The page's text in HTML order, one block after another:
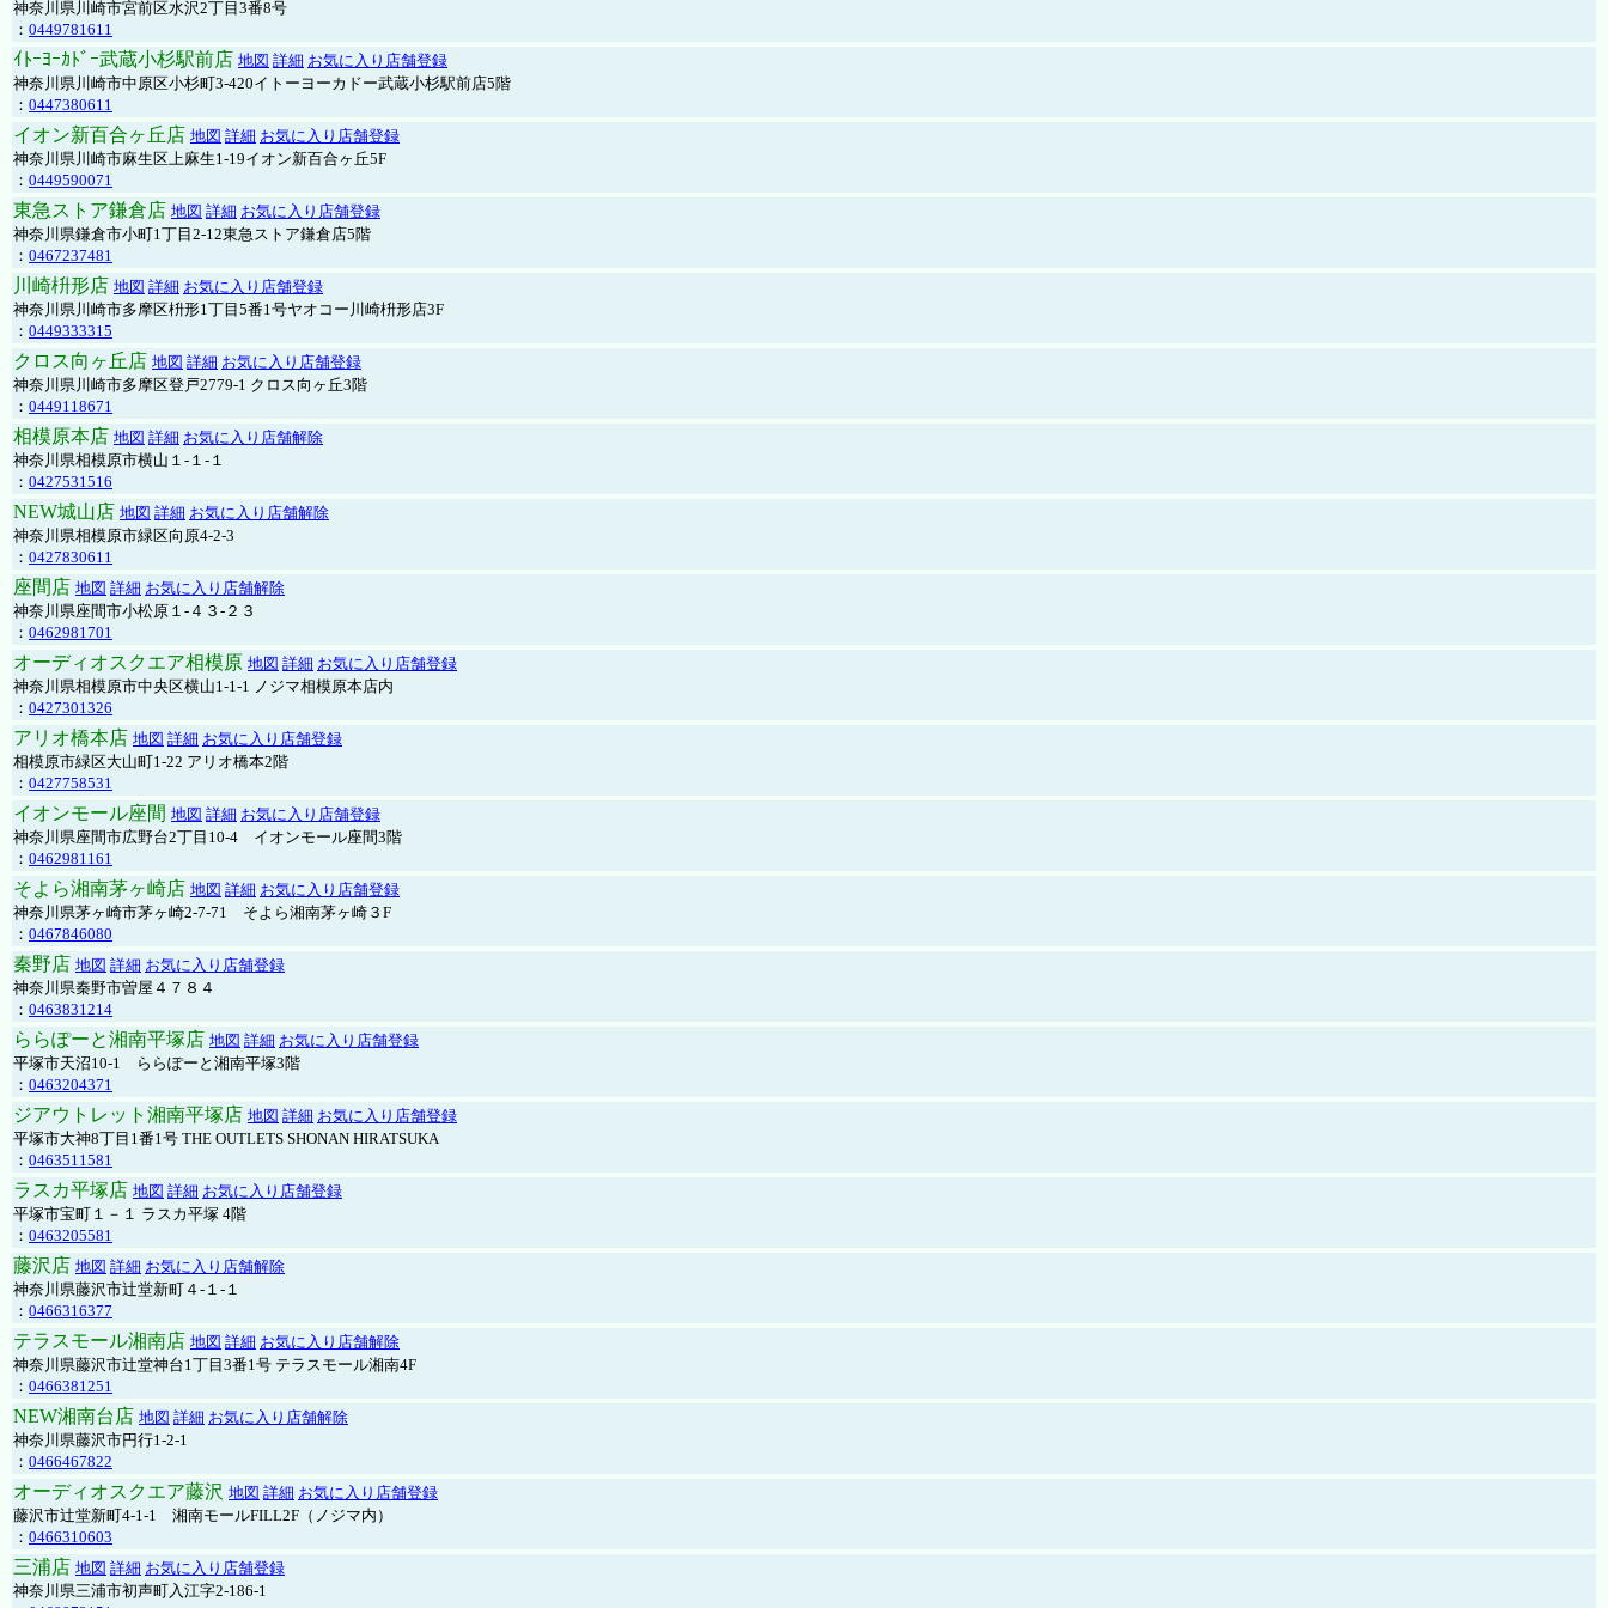
神奈川県川崎市宮前区水沢2丁目3番8号
： 0449781611
ｲﾄｰﾖｰｶﾄﾞｰ武蔵小杉駅前店 地図 詳細 お気に入り店舗登録
神奈川県川崎市中原区小杉町3-420イトーヨーカドー武蔵小杉駅前店5階
： 0447380611
イオン新百合ヶ丘店 地図 詳細 お気に入り店舗登録
神奈川県川崎市麻生区上麻生1-19イオン新百合ヶ丘5F
： 0449590071
東急ストア鎌倉店 地図 詳細 お気に入り店舗登録
神奈川県鎌倉市小町1丁目2-12東急ストア鎌倉店5階
： 0467237481
川崎枡形店 地図 詳細 お気に入り店舗登録
神奈川県川崎市多摩区枡形1丁目5番1号ヤオコー川崎枡形店3F
： 0449333315
クロス向ヶ丘店 地図 詳細 お気に入り店舗登録
神奈川県川崎市多摩区登戸2779-1 クロス向ヶ丘3階
： 0449118671
相模原本店 地図 詳細 お気に入り店舗解除
神奈川県相模原市横山１-１-１
： 0427531516
NEW城山店 地図 詳細 お気に入り店舗解除
神奈川県相模原市緑区向原4-2-3
： 0427830611
座間店 地図 詳細 お気に入り店舗解除
神奈川県座間市小松原１-４３-２３
： 0462981701
オーディオスクエア相模原 地図 詳細 お気に入り店舗登録
神奈川県相模原市中央区横山1-1-1 ノジマ相模原本店内
： 0427301326
アリオ橋本店 地図 詳細 お気に入り店舗登録
相模原市緑区大山町1-22 アリオ橋本2階
： 0427758531
イオンモール座間 地図 詳細 お気に入り店舗登録
神奈川県座間市広野台2丁目10-4 イオンモール座間3階
： 0462981161
そよら湘南茅ヶ崎店 地図 詳細 お気に入り店舗登録
神奈川県茅ヶ崎市茅ヶ崎2‐7‐71 そよら湘南茅ヶ崎３F
： 0467846080
秦野店 地図 詳細 お気に入り店舗登録
神奈川県秦野市曽屋４７８４
： 0463831214
ららぽーと湘南平塚店 地図 詳細 お気に入り店舗登録
平塚市天沼10-1 ららぽーと湘南平塚3階
： 0463204371
ジアウトレット湘南平塚店 地図 詳細 お気に入り店舗登録
平塚市大神8丁目1番1号 THE OUTLETS SHONAN HIRATSUKA
： 0463511581
ラスカ平塚店 地図 詳細 お気に入り店舗登録
平塚市宝町１－１ ラスカ平塚 4階
： 0463205581
藤沢店 地図 詳細 お気に入り店舗解除
神奈川県藤沢市辻堂新町４-１-１
： 0466316377
テラスモール湘南店 地図 詳細 お気に入り店舗解除
神奈川県藤沢市辻堂神台1丁目3番1号 テラスモール湘南4F
： 0466381251
NEW湘南台店 地図 詳細 お気に入り店舗解除
神奈川県藤沢市円行1-2-1
： 0466467822
オーディオスクエア藤沢 地図 詳細 お気に入り店舗登録
藤沢市辻堂新町4-1-1 湘南モールFILL2F（ノジマ内）
： 0466310603
三浦店 地図 詳細 お気に入り店舗登録
神奈川県三浦市初声町入江字2-186-1